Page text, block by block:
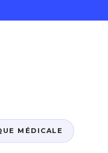
MÉDICALE